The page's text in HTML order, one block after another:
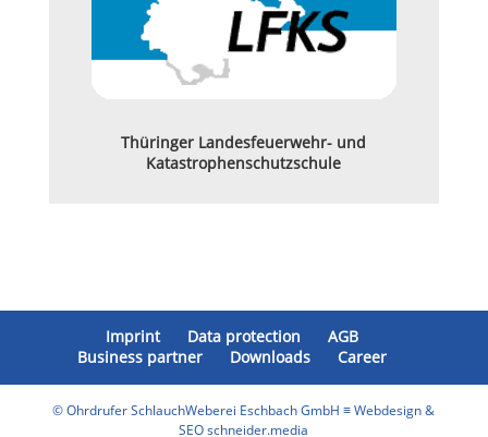
Thüringer Landesfeuerwehr- und
Katastrophenschutzschule
Imprint Data protection
AGB
Business partner
Downloads Career
© Ohrdrufer SchlauchWeberei Eschbach GmbH ≡ Webdesign &
SEO schneider.media